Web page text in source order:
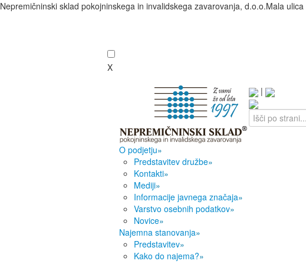
Nepremičninski sklad pokojninskega in invalidskega zavarovanja, d.o.o.Mala
X
|
O podjetju»
Predstavitev družbe»
Kontakti»
Mediji»
Informacije javnega značaja»
Varstvo osebnih podatkov»
Novice»
Najemna stanovanja»
Predstavitev»
Kako do najema?»